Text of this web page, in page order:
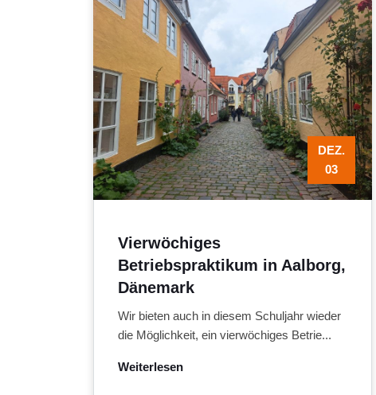
Vierwöchiges
Betriebspraktikum in Aalborg,
Dänemark
DEZ.
03
Wir bieten auch in diesem Schuljahr wieder
die Möglichkeit, ein vierwöchiges Betrie...
Weiterlesen